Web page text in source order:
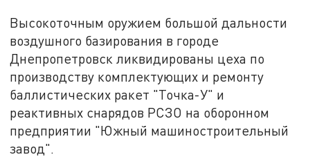
Высокоточным оружием большой дальности
воздушного базирования в городе
Днепропетровск ликвидированы цеха по
производству комплектующих и ремонту
баллистических ракет "Точка-У" и
реактивных снарядов РСЗО на оборонном
предприятии "Южный машиностроительный
завод".